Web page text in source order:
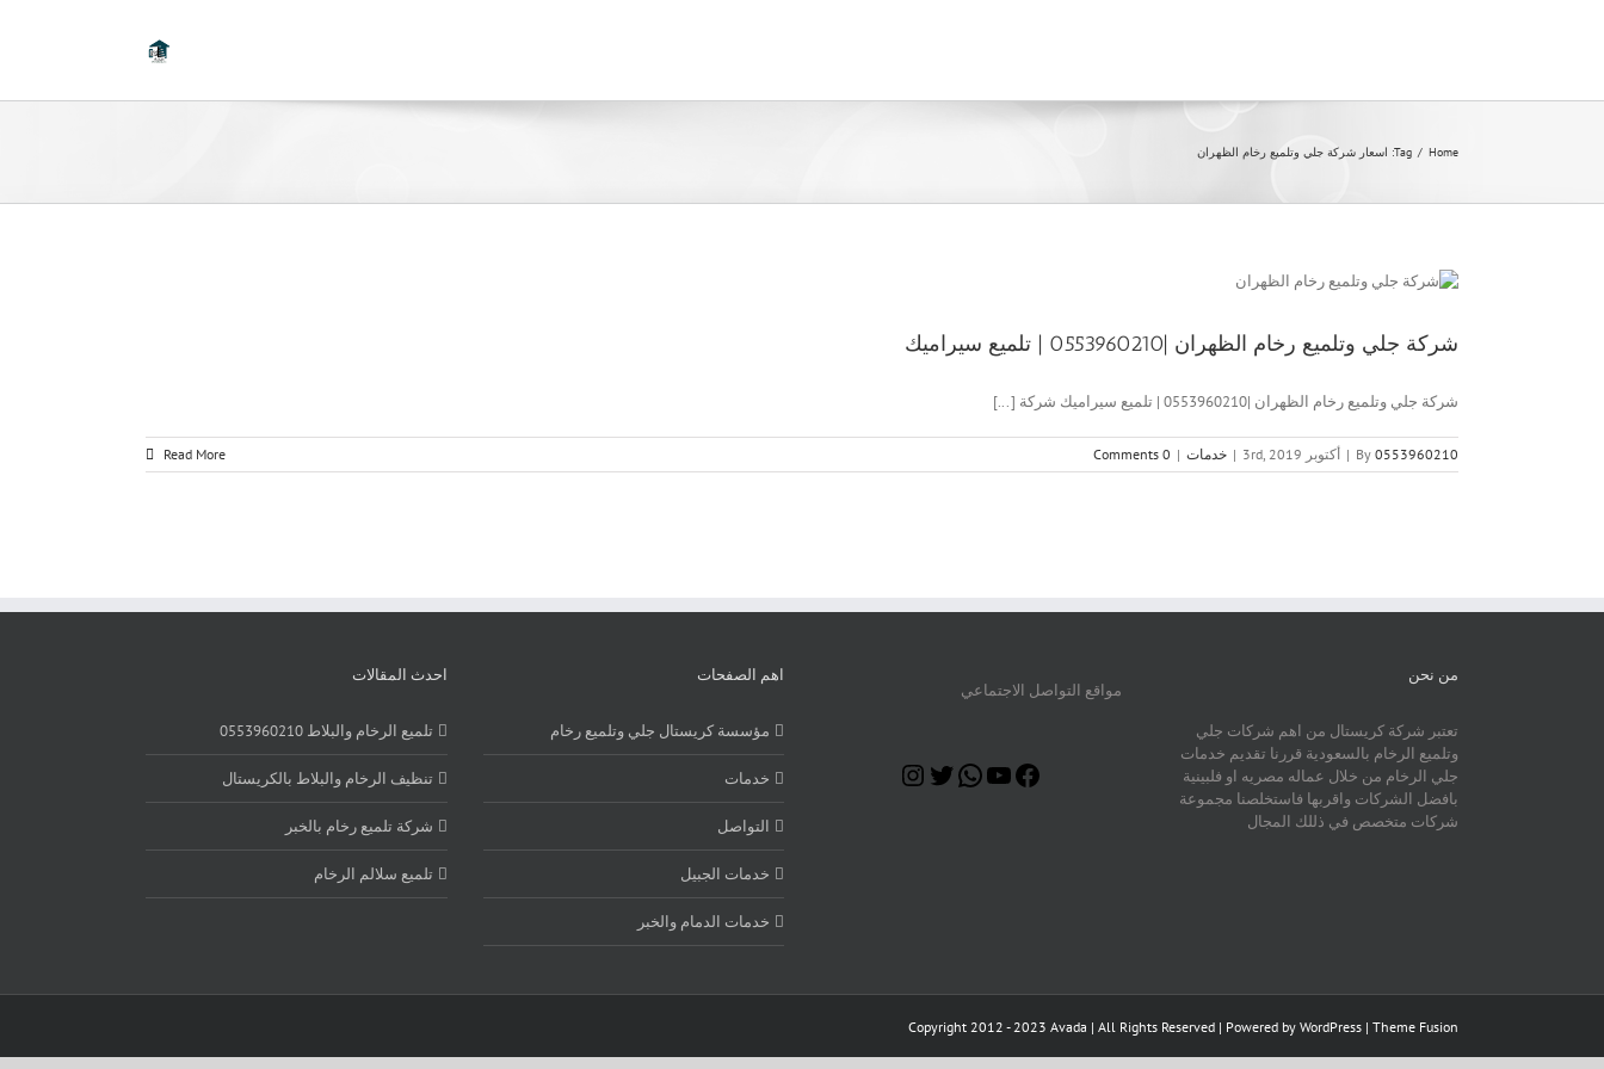
Home
/
Tag: اسعار شركة جلي وتلميع رخام الظهران
شركة جلي وتلميع رخام الظهران |0553960210 | تلميع سيراميك
شركة جلي وتلميع رخام الظهران |0553960210 | تلميع سيراميك شركة [...]
By 0553960210
| أكتوبر 3rd, 2019 | خدمات |
0 Comments
Read More
من نحن
تعتبر شركة كريستال من اهم شركات جلي
وتلميع الرخام بالسعودية قررنا تقديم خدمات
جلي الرخام من خلال عماله مصريه او فلبينية
بافضل الشركات واقربها فاستخلصنا مجموعة
شركات متخصص في ذللك المجال
مواقع التواصل الاجتماعي
Facebook
YouTube
WhatsApp
Twitter
اهم الصفحات
مؤسسة كريستال جلي وتلميع رخام
خدمات
التواصل
خدمات الجبيل
خدمات الدمام والخبر
احدث المقالات
تلميع الرخام والبلاط 0553960210
تنظيف الرخام والبلاط بالكريستال
شركة تلميع رخام بالخبر
تلميع سلالم الرخام
Copyright 2012 - 2023 Avada | All Rights Reserved | Powered by WordPress | Theme Fusion